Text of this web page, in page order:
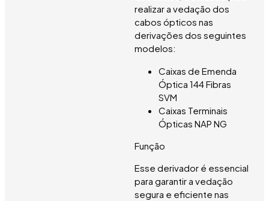
realizar a vedação dos
cabos ópticos nas
derivações dos seguintes
modelos:
Caixas de Emenda
Óptica 144 Fibras
SVM
Caixas Terminais
Ópticas NAP NG
Função
Esse derivador é essencial
para garantir a vedação
segura e eficiente nas